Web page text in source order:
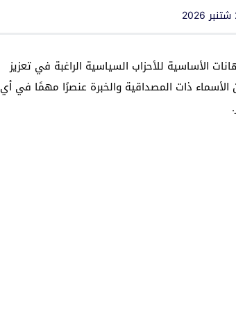
الأساسية للأحزاب السياسية الراغبة في تعزيز
ذات المصداقية والخبرة عنصرًا مهمًا في أي